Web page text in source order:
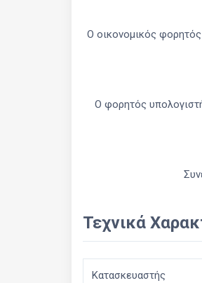
Ο οικονομικός φορητός
Ο φορητός
Τεχνικά
Κατασκευαστής